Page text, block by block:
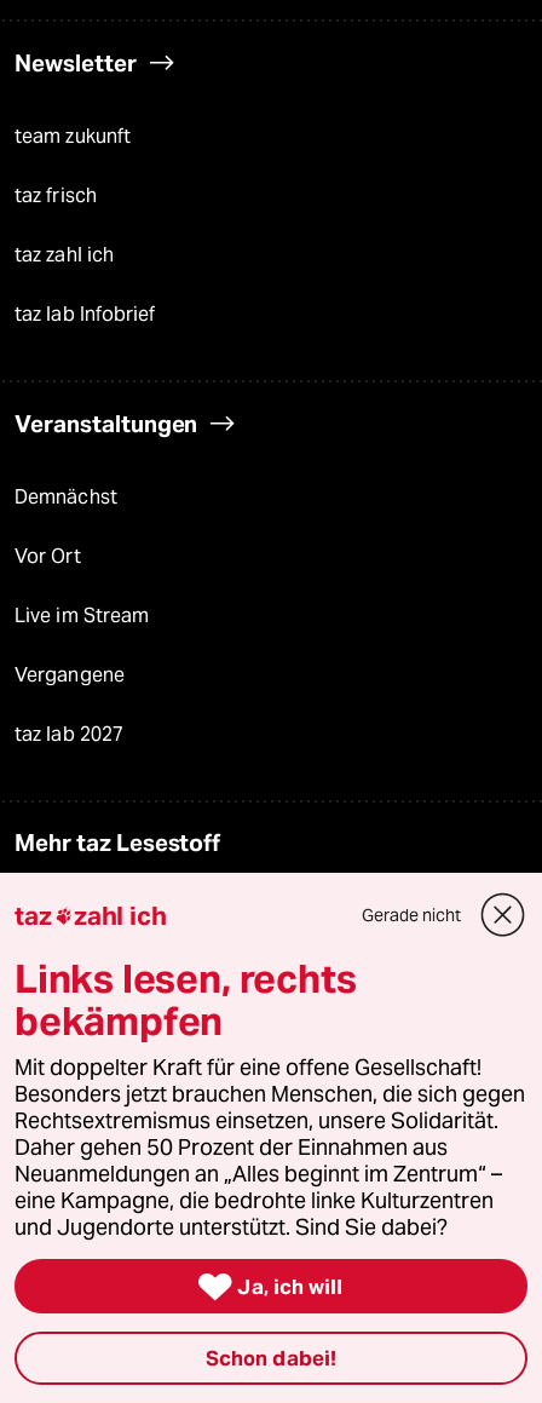
Newsletter
team zukunft
taz frisch
taz zahl ich
taz lab Infobrief
Veranstaltungen
Demnächst
Vor Ort
Live im Stream
Vergangene
taz lab 2027
Mehr taz Lesestoff
taz Blogs
taz FUTURZWEI
Le Monde diplomatique
taz Archiv
Mehr taz Angebote
Reisen
Kantine
taz zahl ich Gerade nicht
Links lesen, rechts
bekämpfen
Mit doppelter Kraft für eine offene Gesellschaft!
Besonders jetzt brauchen Menschen, die sich gegen
Rechtsextremismus einsetzen, unsere Solidarität.
Daher gehen 50 Prozent der Einnahmen aus
Neuanmeldungen an „Alles beginnt im Zentrum“ –
eine Kampagne, die bedrohte linke Kulturzentren
und Jugendorte unterstützt. Sind Sie dabei?
 Ja, ich will
Schon dabei!